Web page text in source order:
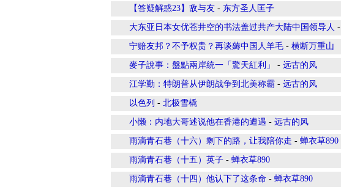
【答疑解惑23】敌与友 - 东方圣人匡子
大东亚日本女优苍井空的书法盖过共产大陆中国领导人 -
宁赔友邦？不予权贵？再谈薅中国人羊毛 - 横断万重山
麥子說事：盤點兩岸統一「驚天紅利」 - 远古的风
江学勤：特朗普从伊朗战争到北美称霸 - 远古的风
以色列 - 北极雪橇
小懒：内地大哥述说他在香港的遭遇 - 远古的风
雨滴青石巷（十六）剩下的路，让我陪你走 - 蝉衣草890
雨滴青石巷（十五）英子 - 蝉衣草890
雨滴青石巷（十四）他认下了这条命 - 蝉衣草890